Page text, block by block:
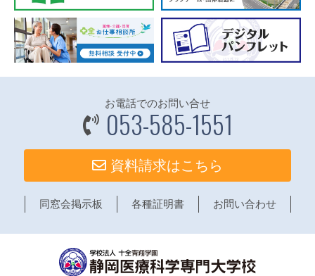
お電話でのお問い合せ
053-585-1551
資料請求はこちら
同窓会掲示板 各種証明書 お問い合わせ